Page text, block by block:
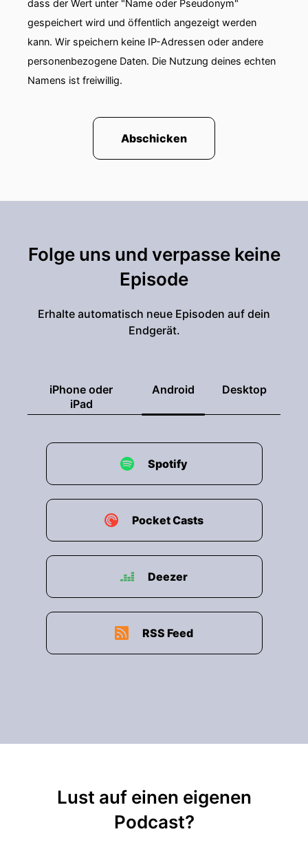
dass der Wert unter "Name oder Pseudonym"
gespeichert wird und öffentlich angezeigt werden
kann. Wir speichern keine IP-Adressen oder andere
personenbezogene Daten. Die Nutzung deines echten
Namens ist freiwillig.
Abschicken
Folge uns und verpasse keine
Episode
Erhalte automatisch neue Episoden auf dein
Endgerät.
iPhone oder
iPad
Android Desktop
Spotify
Pocket Casts
Deezer
RSS Feed
Lust auf einen eigenen
Podcast?